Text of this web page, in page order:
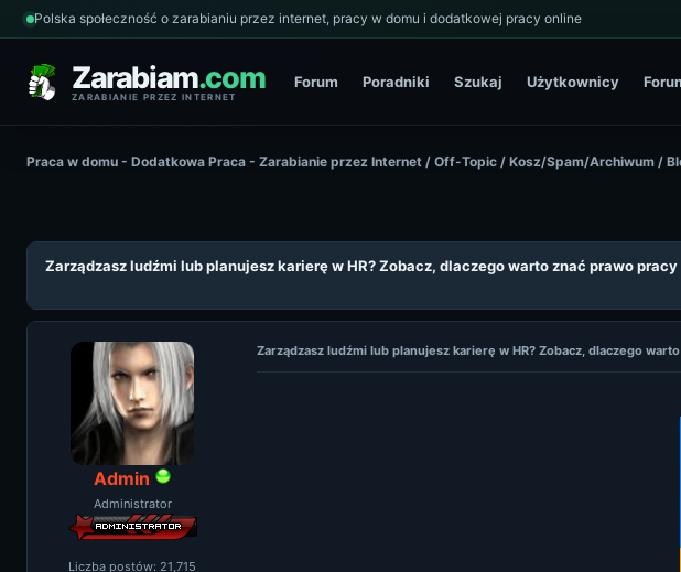
Polska społeczność o zarabianiu przez internet, pracy w domu i dodatkowej pracy online
Zarabiam.com
ZARABIANIE PRZEZ INTERNET
Forum Poradniki Szukaj Użytkownicy
Praca w domu - Dodatkowa Praca - Zarabianie przez Internet / Off-Topic / Kosz/Spam/Archiwum /
Zarządzasz ludźmi lub planujesz karierę w HR? Zobacz, dlaczego warto znać prawo pracy
Admin
Administrator
Liczba postów: 21,715
Zarządzasz ludźmi lub planujesz karierę w HR? Zobacz, dlaczego